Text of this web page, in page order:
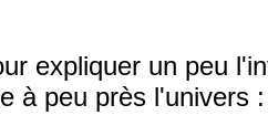
expliquer un peu
à peu près l'univers :